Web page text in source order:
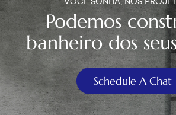
中文
هَوُسَ
VOCÊ SONHA, NÓS
Podemos
banheiro dos
Schedule A Chat